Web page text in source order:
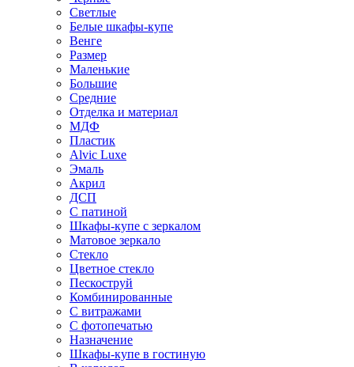
Светлые
Белые шкафы-купе
Венге
Размер
Маленькие
Большие
Средние
Отделка и материал
МДФ
Пластик
Alvic Luxe
Эмаль
Акрил
ДСП
С патиной
Шкафы-купе с зеркалом
Матовое зеркало
Стекло
Цветное стекло
Пескоструй
Комбинированные
С витражами
С фотопечатью
Назначение
Шкафы-купе в гостиную